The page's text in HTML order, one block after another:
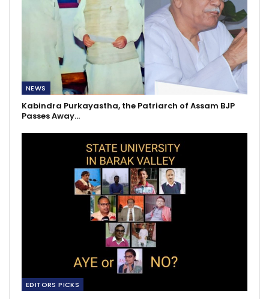
NEWS
Kabindra Purkayastha, the Patriarch of Assam BJP
Passes Away…
EDITORS PICKS